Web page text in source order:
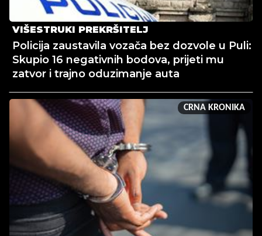
VIŠESTRUKI PREKRŠITELJ
Policija zaustavila vozača bez dozvole u Puli:
Skupio 16 negativnih bodova, prijeti mu
zatvor i trajno oduzimanje auta
CRNA KRONIKA